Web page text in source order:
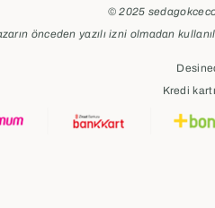
© 2025
önceden yazılı izni olmadan
Kredi